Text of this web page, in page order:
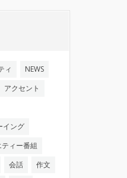
ィ
NEWS
アクセント
イング
ィー番組
会話 作文